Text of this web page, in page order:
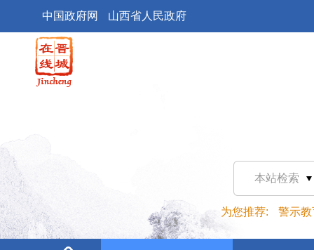
中国政府网 山西省人民政府
本站检索
为您推荐: 警示教